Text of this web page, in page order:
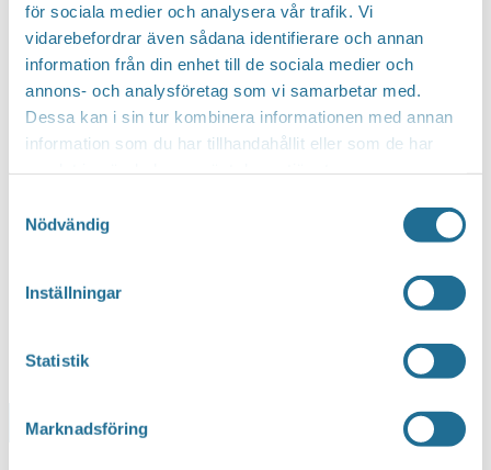
för sociala medier och analysera vår trafik. Vi
vidarebefordrar även sådana identifierare och annan
information från din enhet till de sociala medier och
annons- och analysföretag som vi samarbetar med.
Dessa kan i sin tur kombinera informationen med annan
information som du har tillhandahållit eller som de har
Nödvändig
Inställningar
Statistik
Marknadsföring
Lägg till i kalender